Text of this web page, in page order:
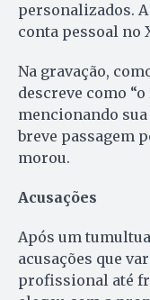
personalizados.
conta pessoal no
Na gravação,
descreve como “o
mencionando sua
breve passagem
morou.
Acusações
Após um
acusações que
profissional até